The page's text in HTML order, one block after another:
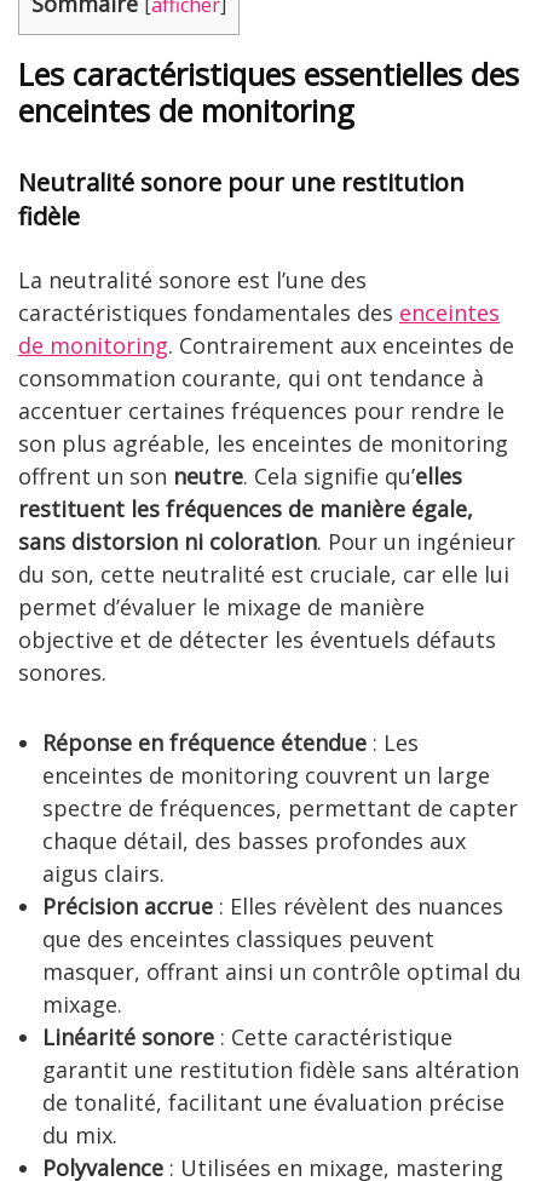
Les caractéristiques essentielles des
enceintes de monitoring
Neutralité sonore pour une restitution
fidèle
La neutralité sonore est l’une des
caractéristiques fondamentales des enceintes
de monitoring. Contrairement aux enceintes de
consommation courante, qui ont tendance à
accentuer certaines fréquences pour rendre le
son plus agréable, les enceintes de monitoring
offrent un son neutre. Cela signifie qu’elles
restituent les fréquences de manière égale,
sans distorsion ni coloration. Pour un ingénieur
du son, cette neutralité est cruciale, car elle lui
permet d’évaluer le mixage de manière
objective et de détecter les éventuels défauts
sonores.
Réponse en fréquence étendue : Les
enceintes de monitoring couvrent un large
spectre de fréquences, permettant de capter
chaque détail, des basses profondes aux
aigus clairs.
Précision accrue : Elles révèlent des nuances
que des enceintes classiques peuvent
masquer, offrant ainsi un contrôle optimal du
mixage.
Linéarité sonore : Cette caractéristique
garantit une restitution fidèle sans altération
de tonalité, facilitant une évaluation précise
du mix.
Polyvalence : Utilisées en mixage, mastering